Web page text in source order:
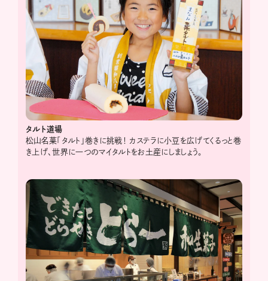
タルト道場
松山名菓「タルト」巻きに挑戦！ カステラに小豆を広げてくるっと巻
き上げ、世界に一つのマイタルトをお土産にしましょう。